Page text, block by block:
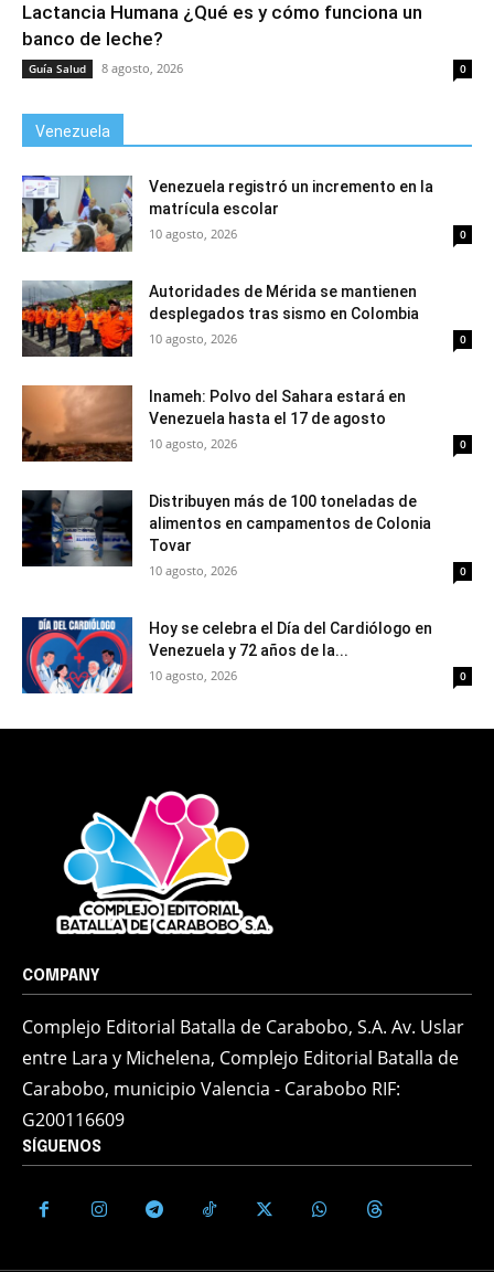
Lactancia Humana ¿Qué es y cómo funciona un
banco de leche?
Guía Salud 8 agosto, 2026 0
Venezuela
Venezuela registró un incremento en la
matrícula escolar
10 agosto, 2026 0
Autoridades de Mérida se mantienen
desplegados tras sismo en Colombia
10 agosto, 2026 0
Inameh: Polvo del Sahara estará en
Venezuela hasta el 17 de agosto
10 agosto, 2026 0
Distribuyen más de 100 toneladas de
alimentos en campamentos de Colonia
Tovar
10 agosto, 2026 0
Hoy se celebra el Día del Cardiólogo en
Venezuela y 72 años de la...
10 agosto, 2026 0
COMPANY
Complejo Editorial Batalla de Carabobo, S.A. Av. Uslar
entre Lara y Michelena, Complejo Editorial Batalla de
Carabobo, municipio Valencia - Carabobo RIF:
G200116609
SÍGUENOS